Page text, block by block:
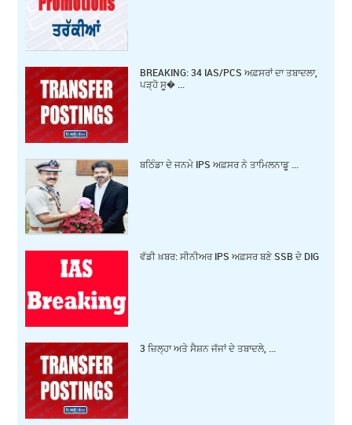
BREAKING: 34 IAS/PCS ਅਫ਼ਸਰਾਂ ਦਾ ਤਬਾਦਲਾ,
ਪੜ੍ਹੋ ਸੂ� ...
ਬਠਿੰਡਾ ਦੇ ਜਨਮੇ IPS ਅਫ਼ਸਰ ਨੇ ਤਾਮਿਲਨਾਡੂ ...
ਵੱਡੀ ਖ਼ਬਰ: ਸੀਨੀਅਰ IPS ਅਫ਼ਸਰ ਬਣੇ SSB ਦੇ DIG
3 ਜ਼‍ਿਲ੍ਹਾ ਅਤੇ ਸੈਸ਼ਨ ਜੱਜਾਂ ਦੇ ਤਬਾਦਲੇ, ...